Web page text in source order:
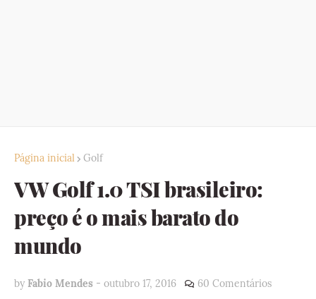
Página inicial Golf
VW Golf 1.0 TSI brasileiro:
preço é o mais barato do
mundo
by Fabio Mendes - outubro 17, 2016 60 Comentários